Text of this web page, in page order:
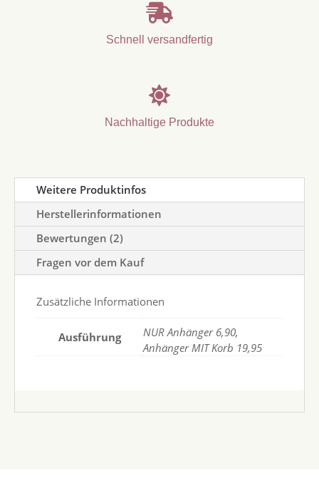

Schnell versandfertig

Nachhaltige Produkte
Weitere Produktinfos
Herstellerinformationen
Bewertungen (2)
Fragen vor dem Kauf
Zusätzliche Informationen
Ausführung
NUR Anhänger 6,90,
Anhänger MIT Korb 19,95